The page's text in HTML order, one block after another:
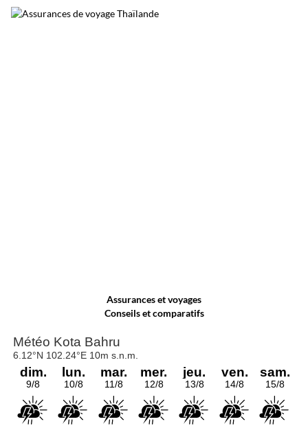
Assurances et voyages
Conseils et comparatifs